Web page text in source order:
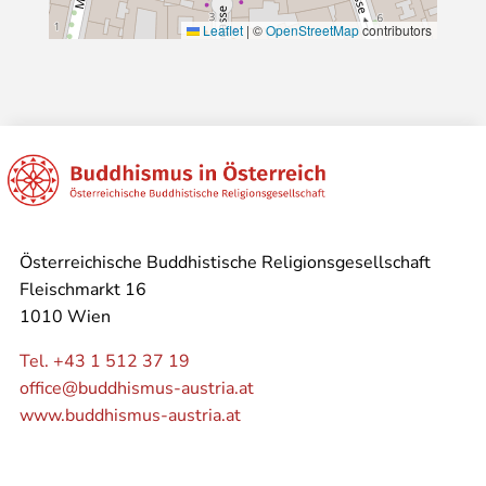
Leaflet | ©OpenStreetMapcontributors
Österreichische Buddhistische Religionsgesellschaft
Fleischmarkt 16
1010 Wien
Tel. +43 1 512 37 19
office@buddhismus-austria.at
www.buddhismus-austria.at